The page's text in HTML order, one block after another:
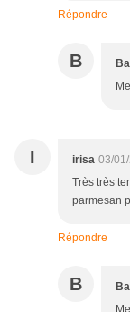
Répondre
B
I irisa 03/
Très très
parmesan
Répondre
B